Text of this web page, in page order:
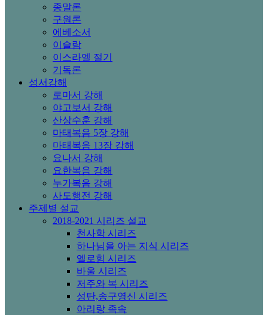
종말론
구원론
에베소서
이슬람
이스라엘 절기
기독론
성서강해
로마서 강해
야고보서 강해
산상수훈 강해
마태복음 5장 강해
마태복음 13장 강해
요나서 강해
요한복음 강해
누가복음 강해
사도행전 강해
주제별 설교
2018-2021 시리즈 설교
천사학 시리즈
하나님을 아는 지식 시리즈
엘로힘 시리즈
바울 시리즈
저주와 복 시리즈
성탄,송구영신 시리즈
아리랑 족속